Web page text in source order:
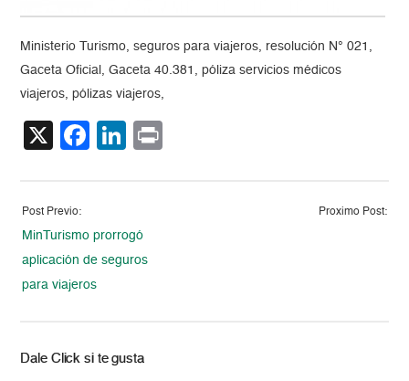
Ministerio Turismo, seguros para viajeros, resolución N° 021,
Gaceta Oficial, Gaceta 40.381, póliza servicios médicos
viajeros, pólizas viajeros,
X Facebook
LinkedIn
Post Previo:
MinTurismo prorrogó
aplicación de seguros
para viajeros
Proximo Post:
Dale Click si te gusta